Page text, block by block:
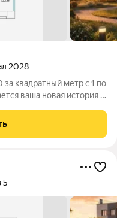
2028
метр с 1 по
ваша новая история 1.
на 49 квартир,
5